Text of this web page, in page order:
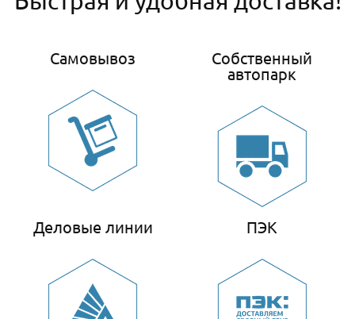
Самовывоз
Собственный
автопарк
Деловые линии ПЭК